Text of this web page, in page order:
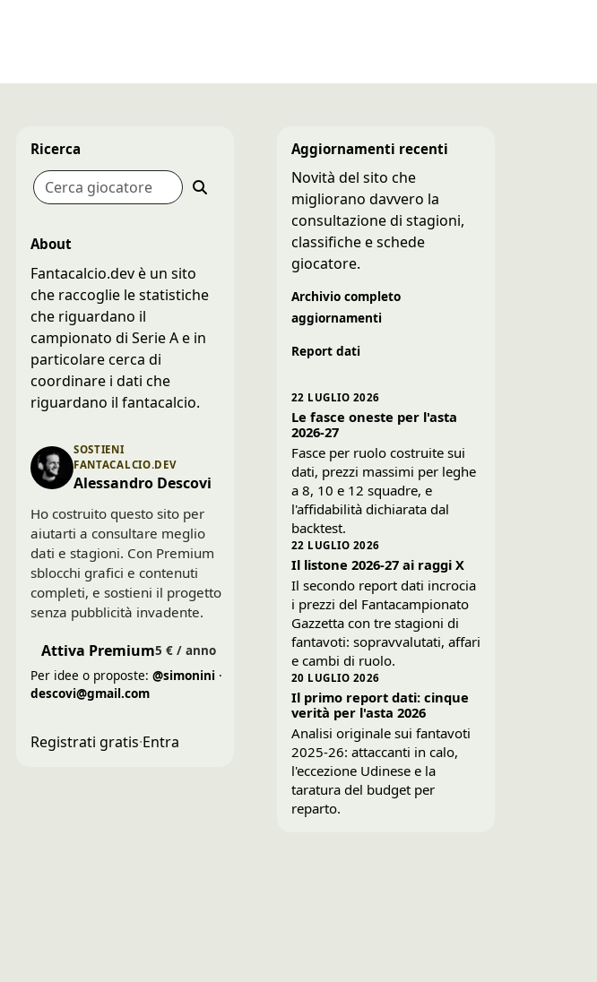
Ricerca
About
Fantacalcio.dev è un sito
che raccoglie le statistiche
che riguardano il
campionato di Serie A e in
particolare cerca di
coordinare i dati che
riguardano il fantacalcio.
SOSTIENI
FANTACALCIO.DEV
Alessandro Descovi
Ho costruito questo sito per
aiutarti a consultare meglio
dati e stagioni. Con Premium
sblocchi grafici e contenuti
completi, e sostieni il progetto
senza pubblicità invadente.
Attiva Premium5 € / anno
Per idee o proposte: @simonini ·
descovi@gmail.com
Registrati gratis·Entra
Aggiornamenti recenti
Novità del sito che
migliorano davvero la
consultazione di stagioni,
classifiche e schede
giocatore.
Archivio completo
aggiornamenti
Report dati
22 LUGLIO 2026
Le fasce oneste per l'asta
2026-27
Fasce per ruolo costruite sui
dati, prezzi massimi per leghe
a 8, 10 e 12 squadre, e
l'affidabilità dichiarata dal
backtest.
22 LUGLIO 2026
Il listone 2026-27 ai raggi X
Il secondo report dati incrocia
i prezzi del Fantacampionato
Gazzetta con tre stagioni di
fantavoti: sopravvalutati, affari
e cambi di ruolo.
20 LUGLIO 2026
Il primo report dati: cinque
verità per l'asta 2026
Analisi originale sui fantavoti
2025-26: attaccanti in calo,
l'eccezione Udinese e la
taratura del budget per
reparto.